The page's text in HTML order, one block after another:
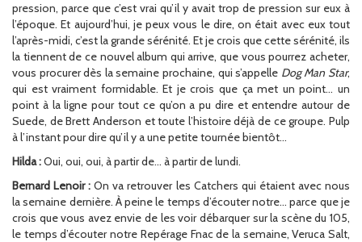
pression, parce que c’est vrai qu’il y avait trop de pression sur eux à
l’époque. Et aujourd’hui, je peux vous le dire, on était avec eux tout
l’après-midi, c’est la grande sérénité. Et je crois que cette sérénité, ils
la tiennent de ce nouvel album qui arrive, que vous pourrez acheter,
vous procurer dès la semaine prochaine, qui s’appelle Dog Man Star,
qui est vraiment formidable. Et je crois que ça met un point… un
point à la ligne pour tout ce qu’on a pu dire et entendre autour de
Suede, de Brett Anderson et toute l’histoire déjà de ce groupe. Pulp
à l’instant pour dire qu’il y a une petite tournée bientôt…
Hilda :Oui, oui, oui, à partir de… à partir de lundi.
Bernard Lenoir :On va retrouver les Catchers qui étaient avec nous
la semaine dernière. À peine le temps d’écouter notre… parce que je
crois que vous avez envie de les voir débarquer sur la scène du 105,
le temps d’écouter notre Repérage Fnac de la semaine, Veruca Salt,